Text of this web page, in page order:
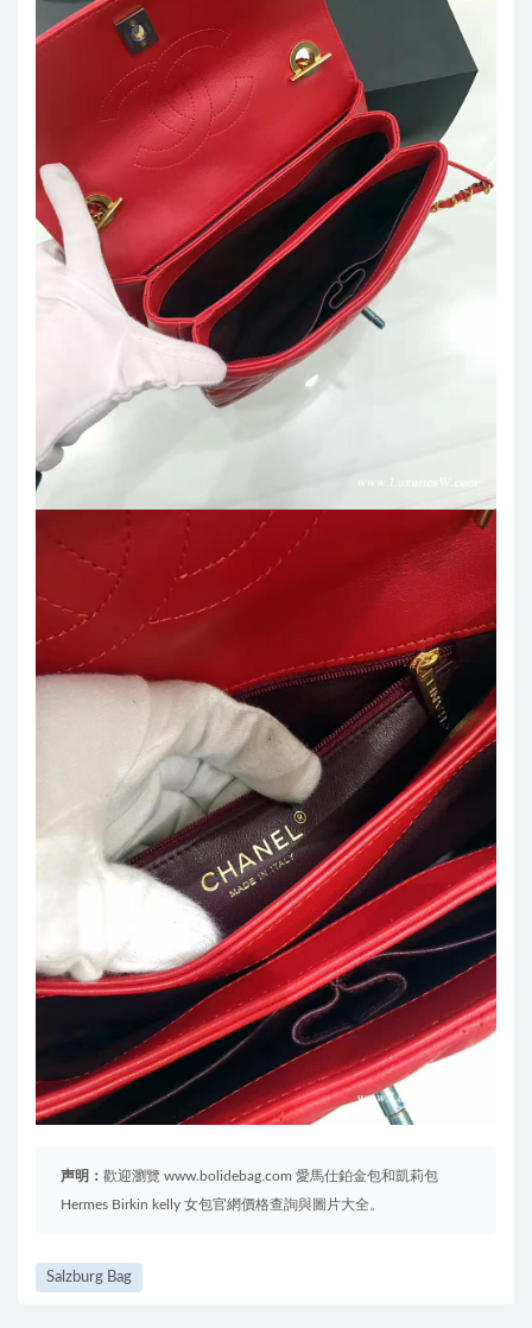
声明： 歡迎瀏覽 www.bolidebag.com 愛馬仕鉑金包和凱莉包
Hermes Birkin kelly 女包官網價格查詢與圖片大全。
Salzburg Bag